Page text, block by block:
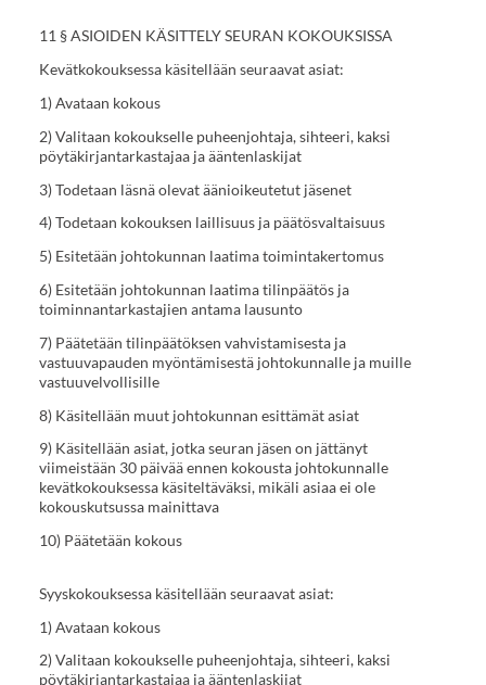
11 § ASIOIDEN KÄSITTELY SEURAN KOKOUKSISSA
Kevätkokouksessa käsitellään seuraavat asiat:
1) Avataan kokous
2) Valitaan kokoukselle puheenjohtaja, sihteeri, kaksi
pöytäkirjantarkastajaa ja ääntenlaskijat
3) Todetaan läsnä olevat äänioikeutetut jäsenet
4) Todetaan kokouksen laillisuus ja päätösvaltaisuus
5) Esitetään johtokunnan laatima toimintakertomus
6) Esitetään johtokunnan laatima tilinpäätös ja
toiminnantarkastajien antama lausunto
7) Päätetään tilinpäätöksen vahvistamisesta ja
vastuuvapauden myöntämisestä johtokunnalle ja muille
vastuuvelvollisille
8) Käsitellään muut johtokunnan esittämät asiat
9) Käsitellään asiat, jotka seuran jäsen on jättänyt
viimeistään 30 päivää ennen kokousta johtokunnalle
kevätkokouksessa käsiteltäväksi, mikäli asiaa ei ole
kokouskutsussa mainittava
10) Päätetään kokous
Syyskokouksessa käsitellään seuraavat asiat:
1) Avataan kokous
2) Valitaan kokoukselle puheenjohtaja, sihteeri, kaksi
pöytäkirjantarkastajaa ja ääntenlaskijat